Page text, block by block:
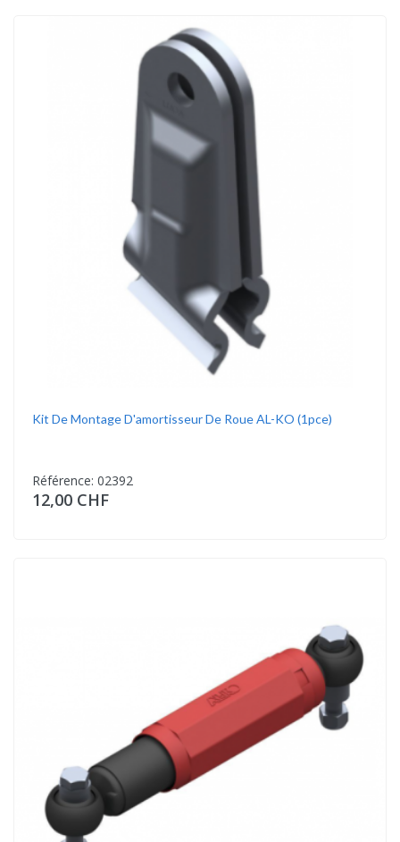
Kit De Montage D'amortisseur De Roue AL-KO (1pce)
Référence: 02392
12,00 CHF